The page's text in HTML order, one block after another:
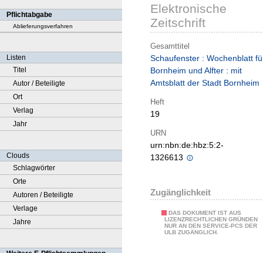
Pflichtabgabe
Ablieferungsverfahren
Listen
Titel
Autor / Beteiligte
Ort
Verlag
Jahr
Clouds
Schlagwörter
Orte
Autoren / Beteiligte
Verlage
Jahre
Elektronische
Zeitschrift
Gesamttitel
Schaufenster : Wochenblatt
Bornheim und Alfter : mit
Amtsblatt der Stadt Bornheim
Heft
19
URN
urn:nbn:de:hbz:5:2-
1326613
Zugänglichkeit
DAS DOKUMENT IST AUS
LIZENZRECHTLICHEN GRÜNDEN
NUR AN DEN SERVICE-PCS DER
ULB ZUGÄNGLICH.